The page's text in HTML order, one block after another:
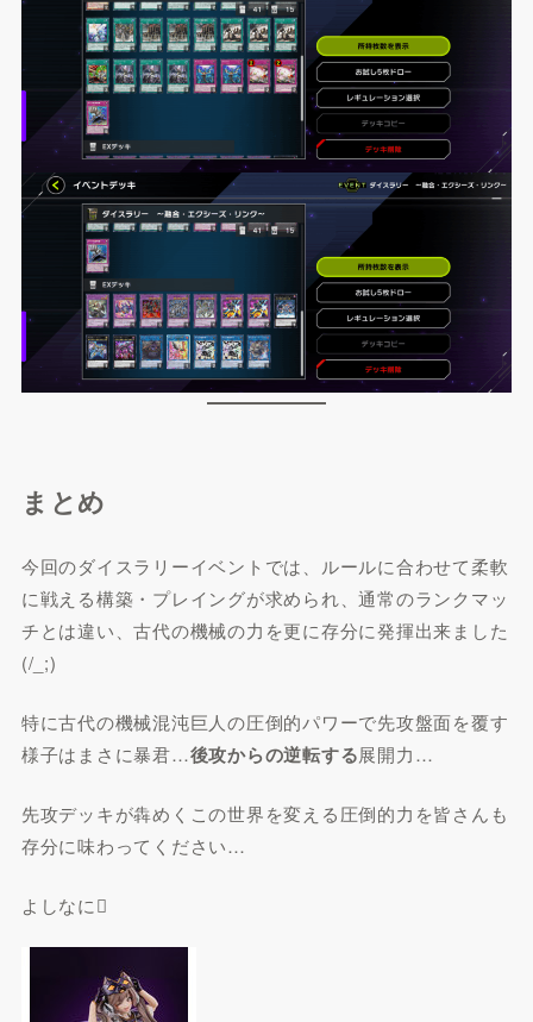
まとめ
今回のダイスラリーイベントでは、ルールに合わせて柔軟
に戦える構築・プレイングが求められ、通常のランクマッ
チとは違い、古代の機械の力を更に存分に発揮出来ました
(/_;)
特に古代の機械混沌巨人の圧倒的パワーで先攻盤面を覆す
様子はまさに暴君…後攻からの逆転する展開力…
先攻デッキが犇めくこの世界を変える圧倒的力を皆さんも
存分に味わってください…
よしなに